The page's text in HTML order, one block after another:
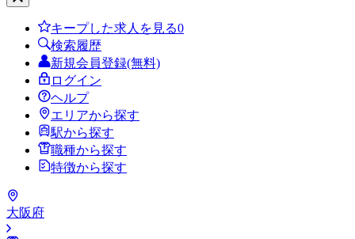
キープした求人を見る0
検索履歴
新規会員登録(無料)
ログイン
ヘルプ
エリアから探す
駅から探す
職種から探す
特徴から探す
大阪府